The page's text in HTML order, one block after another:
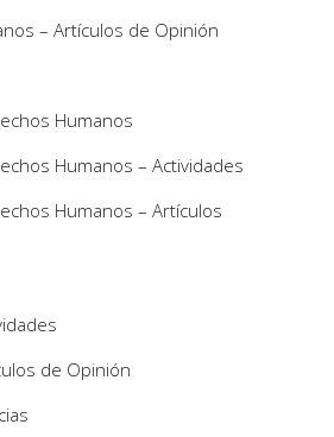
– Artículos de Opinión
Humanos
Humanos – Actividades
Humanos – Artículos
de Opinión